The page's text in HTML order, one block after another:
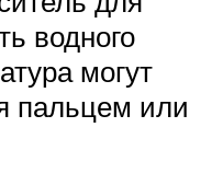
водного
могут
пальцем или